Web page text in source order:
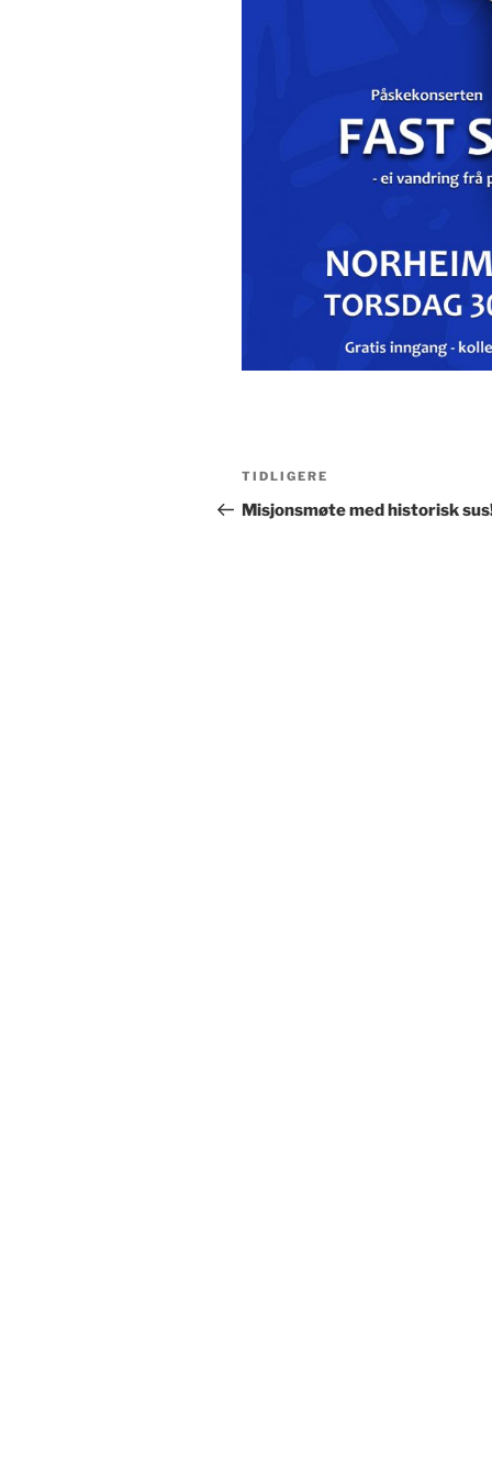
Innleggsnavigasjon
Forrige
innlegg
TIDLIGERE
Misjonsmøte med historisk